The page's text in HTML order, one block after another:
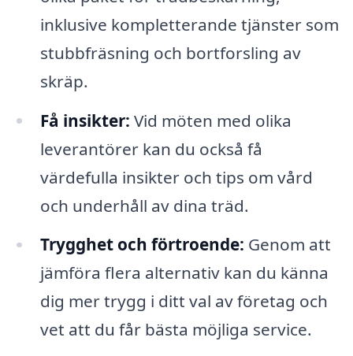
inklusive kompletterande tjänster som
stubbfräsning och bortforsling av
skräp.
Få insikter: Vid möten med olika
leverantörer kan du också få
värdefulla insikter och tips om vård
och underhåll av dina träd.
Trygghet och förtroende: Genom att
jämföra flera alternativ kan du känna
dig mer trygg i ditt val av företag och
vet att du får bästa möjliga service.